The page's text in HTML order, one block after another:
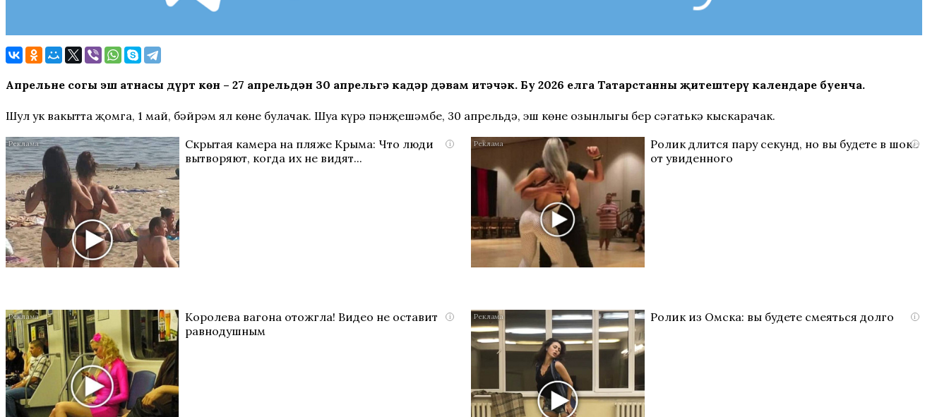
Апрельнең соңгы эш атнасы дүрт көн – 27 апрельдән 30 апрельгә кадәр дәвам итәчәк. Бу 2026 елга Татарстанның җитештерү календаре буенча.
Шул ук вакытта җомга, 1 май, бәйрәм ял көне булачак. Шуңа күрә пәнҗешәмбе, 30 апрельдә, эш көне озынлыгы бер сәгатькә кыскарачак.
i
Скрытая камера на пляже Крыма: Что люди
вытворяют, когда их не видят...
i
Ролик длится пару секунд, но вы будете в шоке
от увиденного
i
Королева вагона отожгла! Видео не оставит
равнодушным
i
Ролик из Омска: вы будете смеяться долго